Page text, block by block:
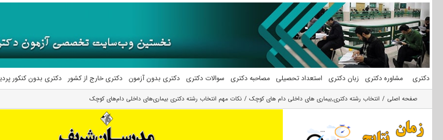
محتوا
دکتری مشاوره دکتری زبان دکتری استعداد تحصیلی مصاحبه دکتری سوالات دکتری دکتری بدون آزمون دکتری خارج از کشور دکتری بدون کنکور
صفحه اصلی انتخاب رشته دکتری,بیماری های داخلی دام های کوچک نکات مهم انتخاب رشته دکتری بیماری‌های داخلی دام‌های کوچک